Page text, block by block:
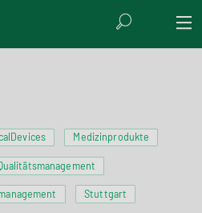
Medizinprodukte
Stuttgart